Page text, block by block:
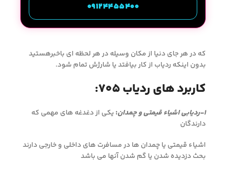
09124455400
که در هر جای دنیا از مکان وسیله در هر لحظه ای باخبرهستید
بدون اینکه ردیاب از کار بیافتد یا شارژش تمام شود.
کاربرد های ردیاب ۷۰۵:
۱-ردیابی اشیاء قیمتی و چمدان : یکی از دغدغه های مهمی که
دارندگان
اشیاء قیمتی یا چمدان ها در مسافرت های داخلی و خارجی دارند
بحث دزدیده شدن یا گم شدن آنها می باشد